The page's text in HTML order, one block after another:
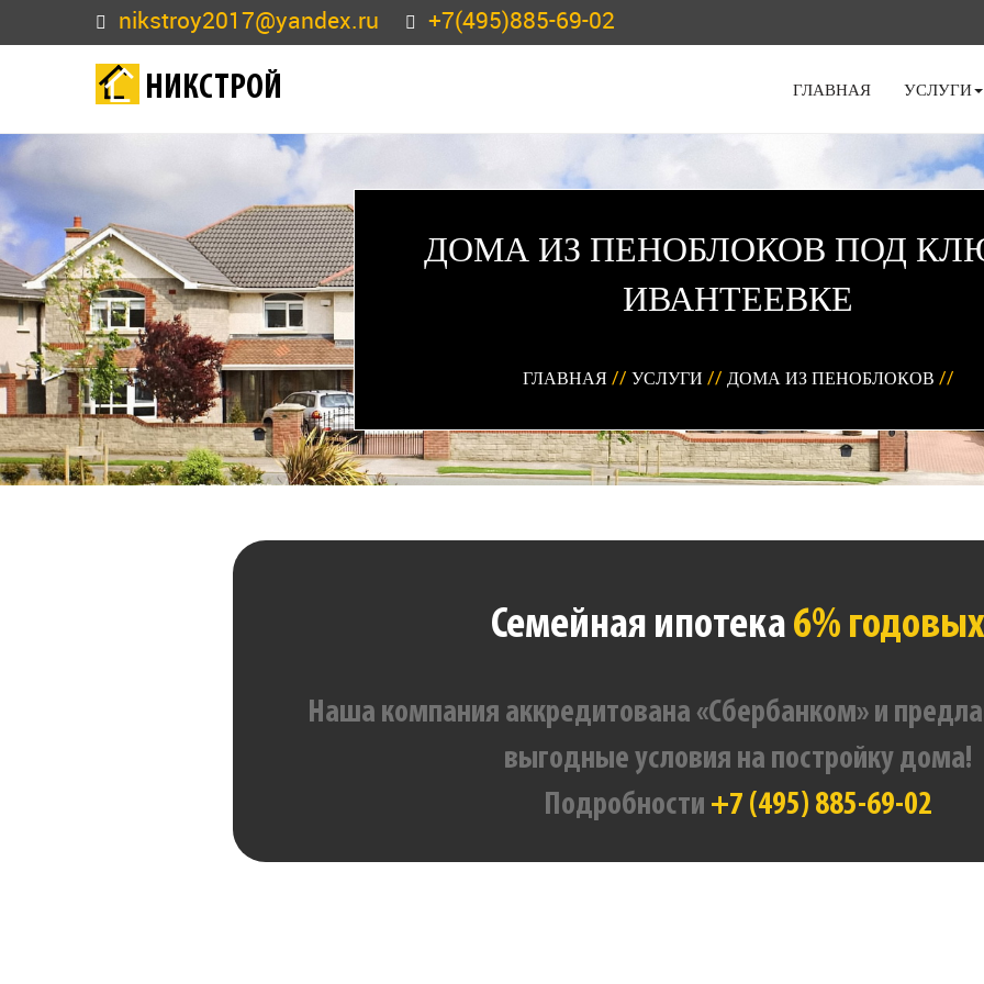
nikstroy2017@yandex.ru +7(495)885-69-02
НИКСТРОЙ ГЛАВНАЯ УСЛУГИ
ДОМА ИЗ ПЕНОБЛОКОВ ПОД
ИВАНТЕЕВКЕ
ГЛАВНАЯ // УСЛУГИ // ДОМА ИЗ ПЕНОБЛОКОВ //
Семейная ипотека 6% годовых
Наша компания аккредитована «Сбербанком» и
выгодные условия на постройку дома!
Подробности +7 (495) 885-69-02